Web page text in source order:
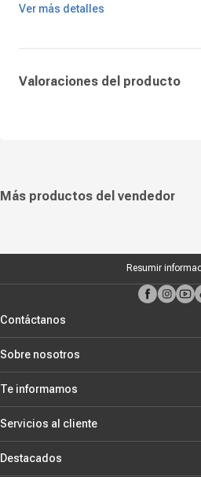
durabilidad y estética. Es la elección ideal
Ver más detalles
Valoraciones del producto
Más productos del vendedor
Resumir
Contáctanos
Sobre nosotros
Te informamos
Servicios al cliente
Destacados